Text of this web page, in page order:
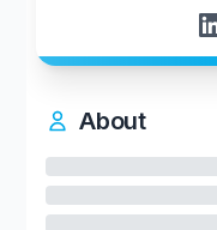
About